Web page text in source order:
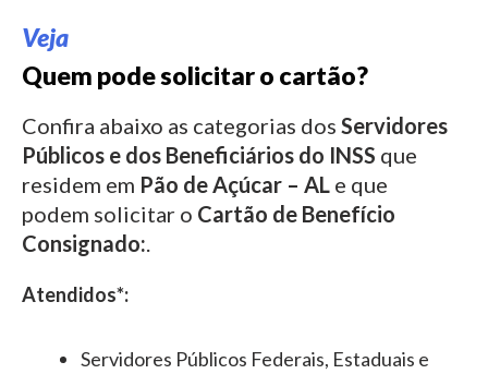
Veja
Quem pode solicitar o cartão?
Confira abaixo as categorias dos Servidores
Públicos e dos Beneficiários do INSS que
residem em Pão de Açúcar – AL e que
podem solicitar o Cartão de Benefício
Consignado:.
Atendidos*:
Servidores Públicos Federais, Estaduais e